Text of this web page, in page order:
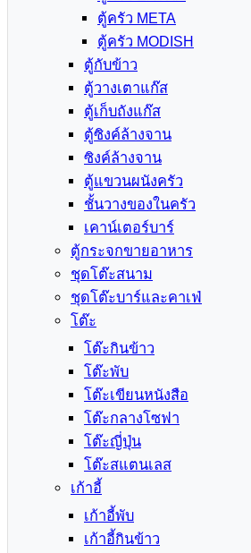
ตู้ครัว META
ตู้ครัว MODISH
ตู้กับข้าว
ตู้วางเตาแก๊ส
ตู้เก็บถังแก๊ส
ตู้ซิงค์ล้างจาน
ซิงค์ล้างจาน
ตู้แขวนผนังครัว
ชั้นวางของในครัว
เคาน์เตอร์บาร์
ตู้กระจกขายอาหาร
ชุดโต๊ะสนาม
ชุดโต๊ะบาร์และคาเฟ่
โต๊ะ
โต๊ะกินข้าว
โต๊ะพับ
โต๊ะเขียนหนังสือ
โต๊ะกลางโซฟา
โต๊ะญี่ปุ่น
โต๊ะสแตนเลส
เก้าอี้
เก้าอี้พับ
เก้าอี้กินข้าว